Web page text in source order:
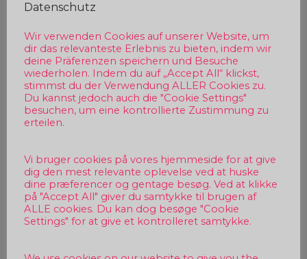
Datenschutz
Wir verwenden Cookies auf unserer Website, um
dir das relevanteste Erlebnis zu bieten, indem wir
deine Präferenzen speichern und Besuche
wiederholen. Indem du auf „Accept All“ klickst,
stimmst du der Verwendung ALLER Cookies zu.
Du kannst jedoch auch die "Cookie Settings"
besuchen, um eine kontrollierte Zustimmung zu
erteilen.
Vi bruger cookies på vores hjemmeside for at give
dig den mest relevante oplevelse ved at huske
dine præferencer og gentage besøg. Ved at klikke
på "Accept All" giver du samtykke til brugen af
ALLE cookies. Du kan dog besøge "Cookie
Settings" for at give et kontrolleret samtykke.